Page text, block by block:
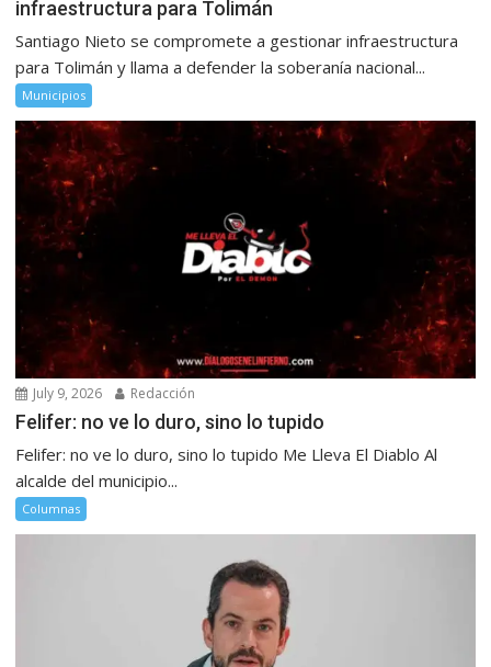
infraestructura para Tolimán
Santiago Nieto se compromete a gestionar infraestructura
para Tolimán y llama a defender la soberanía nacional...
Municipios
July 9, 2026 Redacción
Felifer: no ve lo duro, sino lo tupido
Felifer: no ve lo duro, sino lo tupido Me Lleva El Diablo Al
alcalde del municipio...
Columnas